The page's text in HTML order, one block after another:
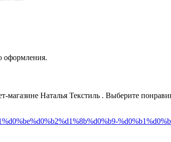
оформления.
Наталья Текстиль . Выберите